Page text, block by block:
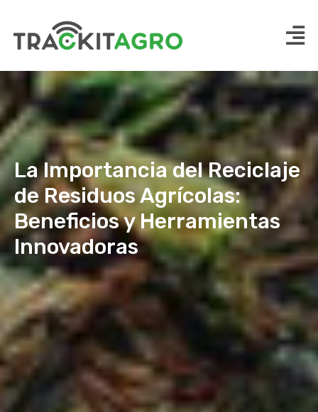
La Importancia del Reciclaje
de Residuos Agrícolas:
Beneficios y Herramientas
Innovadoras